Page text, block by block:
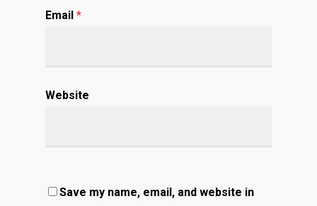
Email *
Website
Save my name, email, and website in